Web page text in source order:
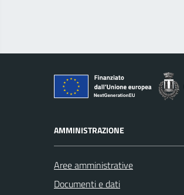
AMMINISTRAZIONE
Aree amministrative
Documenti e dati